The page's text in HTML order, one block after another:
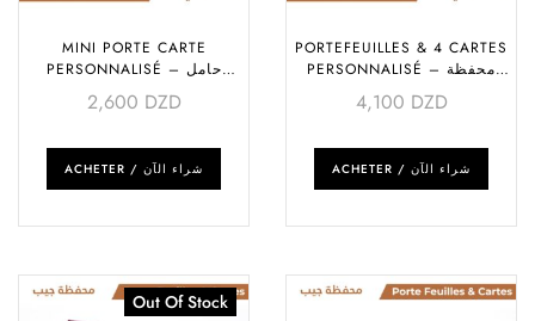
MINI PORTE CARTE
PERSONNALISÉ – حامل
بطاقات حجم صغير
2,600 DZD
ACHETER / شراء الآن
PORTEFEUILLES & 4 CARTES
PERSONNALISÉ – محفظة
جيب4,100 DZD
ACHETER / شراء الآن
Out Of Stock